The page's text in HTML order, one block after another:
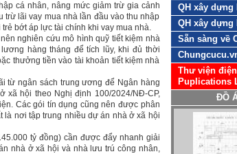
cá nhân, nâng mức giảm trừ gia cảnh
lãi vay mua nhà lần đầu vào thu nhập
bớt áp lực tài chính khi vay mua nhà.
nghiên cứu mô hình quỹ tiết kiệm nhà
hàng tháng để tích lũy, khi đủ thời
thưởng tiền vào tài khoản tiết kiệm nhà
từ ngân sách trung ương để Ngân hàng
xã hội theo Nghị định 100/2024/NĐ-CP,
Các gói tín dụng cũng nên được phân
là nơi tập trung nhiều dự án nhà ở xã hội
tỷ đồng) cần được đẩy nhanh giải
nhà ở xã hội và nhà lưu trú công nhân,
QH xây dựng
QH xây dựng
Sẵn sàng về
Thư viện
Puplications
ĐỒ